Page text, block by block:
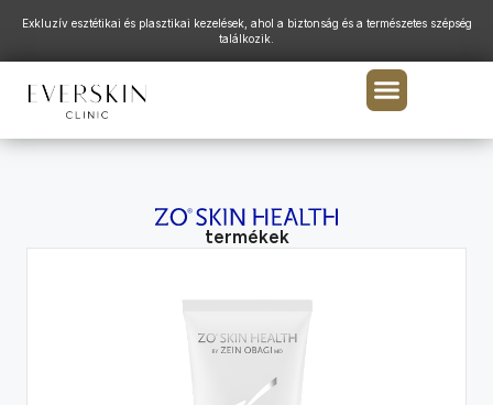
Exkluzív esztétikai és plasztikai kezelések, ahol a biztonság és a természetes szépség
találkozik.
termékek